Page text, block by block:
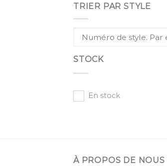
TRIER PAR STYLE
STOCK
En stock
À PROPOS DE NOUS